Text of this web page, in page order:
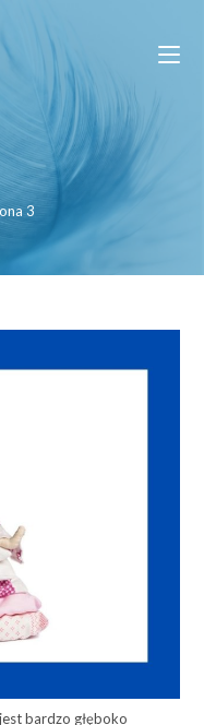
3
bardzo głęboko